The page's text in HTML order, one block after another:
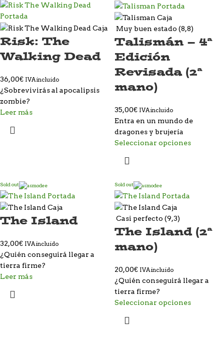
Risk: The
Walking Dead
36,00€ IVA incluido
¿Sobrevivirás al apocalipsis
zombie?
Leer más
Muy buen estado (8,8)
Talismán – 4ª
Edición
Revisada (2ª
mano)
35,00€ IVA incluido
Entra en un mundo de
dragones y brujería
Seleccionar opciones
Sold out
The Island
32,00€ IVA incluido
¿Quién conseguirá llegar a
tierra firme?
Leer más
Sold out
Casi perfecto (9,3)
The Island (2ª
mano)
20,00€ IVA incluido
¿Quién conseguirá llegar a
tierra firme?
Seleccionar opciones